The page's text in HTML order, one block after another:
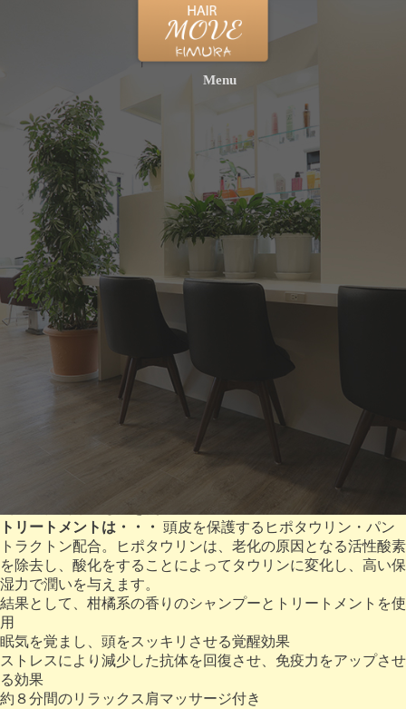
Menu
カットコース・パーマコース・カラーコースとの組み合わせで
は
各コース料金＋各ヘッドスパ料金（シャンプー込み）
毛抜けを少なくするヘッドスパコース：3,000円
抜け毛や頭皮の老
化は、活性酸素に
よって酸化した皮
膚の汚れが原因と
なります。
シャンプー
は・・・高級ア
ルコール系の洗浄
剤で、低刺激で適
度な洗浄力でクレ
ンジングに最も適
しています。
トリートメントは・・・
パントラクトンを使用。パントラク
トンとは皮膚に弾力を出し、シワの予防、改善・血行促進・毛
髪の育成を促すなどの効果があります。
結果として、普段のシャンプーでは取りきれない毛穴のつま
り・皮脂・頭皮の古い角質が取り除かれ、健康で丈夫な髪が出
やすい頭皮になります。
疲れを取り、いやし効果ヘッドスパ：3,500円
高アミノ酸系・スルホコハク酸系の洗浄
トリートメントは・・・ 頭皮を保護するヒポタウリン・パン
トラクトン配合。ヒポタウリンは、老化の原因となる活性酸素
を除去し、酸化をすることによってタウリンに変化し、高い保
湿力で潤いを与えます。
結果として、柑橘系の香りのシャンプーとトリートメントを使
用
眠気を覚まし、頭をスッキリさせる覚醒効果
ストレスにより減少した抗体を回復させ、免疫力をアップさせ
る効果
約８分間のリラックス肩マッサージ付き